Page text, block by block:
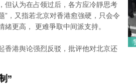
但认为在占领过后，各方应冷靜思考
”，又指若北京对香港愈強硬，只会令
緒更高， 更难爭取中间派支持。
香港舆论强烈反驳，批评他对北京还
”